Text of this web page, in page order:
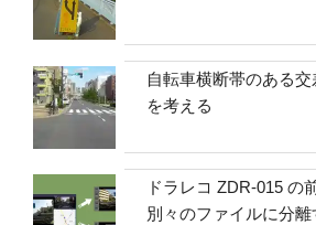
自転車横断帯のある
を考える
ドラレコ ZDR-015 の
別々のファイルに分